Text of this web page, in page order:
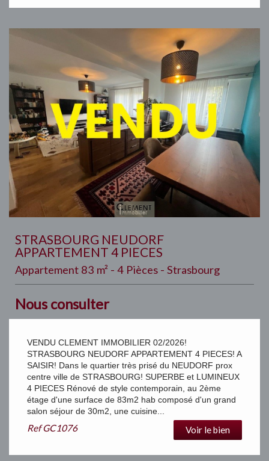
STRASBOURG NEUDORF
APPARTEMENT 4 PIECES
Appartement 83 m² - 4 Pièces - Strasbourg
Nous consulter
VENDU CLEMENT IMMOBILIER 02/2026!
STRASBOURG NEUDORF APPARTEMENT 4 PIECES! A
SAISIR! Dans le quartier très prisé du NEUDORF prox
centre ville de STRASBOURG! SUPERBE et LUMINEUX
4 PIECES Rénové de style contemporain, au 2ème
étage d'une surface de 83m2 hab composé d'un grand
salon séjour de 30m2, une cuisine...
RefGC1076 Voir le bien